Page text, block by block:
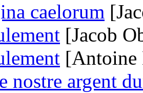
caelorum
[Jacob
[Antoine
nostre argent